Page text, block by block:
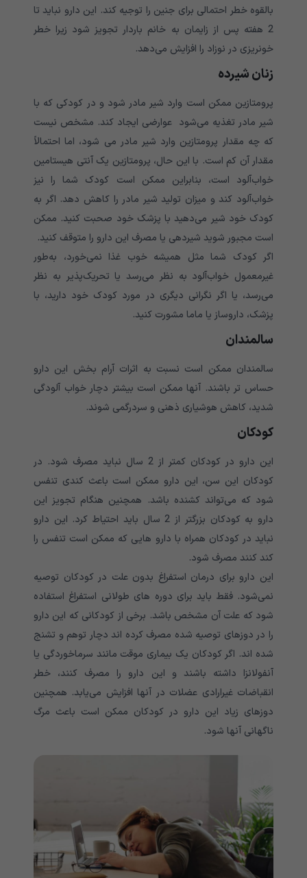
بالقوه خطر احتمالی برای جنین را توجیه کند. این دارو نباید تا
2 هفته پس از زایمان به خانم باردار تجویز شود زیرا خطر
خونریزی در نوزاد را افزایش می‌‌‌‌‌‌‌‌‌‌دهد.
زنان شیرده
پرومتازین ممکن است وارد شیر مادر شود و در کودکی که با
شیر مادر تغذیه می‌‌‌‌‌‌‌‌‌‌شود عوارضی ایجاد کند. مشخص نیست
که چه مقدار پرومتازین وارد شیر مادر می شود، اما احتمالاً
مقدار آن کم است. با این حال، پرومتازین یک آنتی هیستامین
خواب‌آلود است، بنابراین ممکن است کودک شما را نیز
خواب‌آلود کند و میزان تولید شیر مادر را کاهش دهد. اگر به
کودک خود شیر می‌‌‌‌‌‌‌‌‌‌دهید با پزشک خود صحبت کنید. ممکن
است مجبور شوید شیردهی یا مصرف این دارو را متوقف کنید.
اگر کودک شما مثل همیشه خوب غذا نمی‌خورد، به‌طور
غیرمعمول خواب‌آلود به نظر می‌رسد یا تحریک‌پذیر به نظر
می‌رسد، یا اگر نگرانی دیگری در مورد کودک خود دارید، با
پزشک، داروساز یا ماما مشورت کنید.
سالمندان
سالمندان ممکن است نسبت به اثرات آرام بخش این دارو
حساس تر باشند. آنها ممکن است بیشتر دچار خواب آلودگی
شدید، کاهش هوشیاری ذهنی و سردرگمی‌‌‌‌‌‌‌‌‌‌ شوند.
کودکان
این دارو در کودکان کمتر از 2 سال نباید مصرف شود. در
کودکان این سن، این دارو ممکن است باعث کندی تنفس
شود که می‌‌‌‌‌‌‌‌‌‌تواند کشنده باشد. همچنین هنگام تجویز این
دارو به کودکان بزرگتر از 2 سال باید احتیاط کرد. این دارو
نباید در کودکان همراه با دارو هایی که ممکن است تنفس را
کند کنند مصرف شود.
این دارو برای درمان استفراغ بدون علت در کودکان توصیه
نمی‌‌‌‌‌‌‌‌‌‌شود. فقط باید برای دوره های طولانی استفراغ استفاده
شود که علت آن مشخص باشد. برخی از کودکانی که این دارو
را در دوزهای توصیه شده مصرف کرده اند دچار توهم و تشنج
شده اند. اگر کودکان یک بیماری موقت مانند سرماخوردگی یا
آنفولانزا داشته باشند و این دارو را مصرف کنند، خطر
انقباضات غیرارادی عضلات در آنها افزایش می‌‌‌‌‌‌‌‌‌‌یابد. همچنین
دوزهای زیاد این دارو در کودکان ممکن است باعث مرگ
ناگهانی آنها شود.